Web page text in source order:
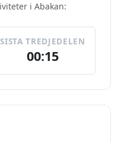
i Abakan:
SISTA TREDJEDELEN
00:15